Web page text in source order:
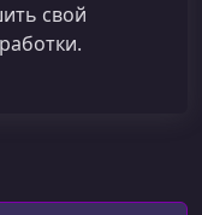
свой